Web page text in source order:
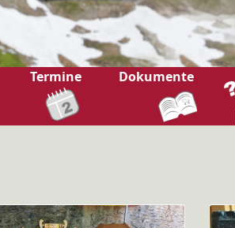
Termine Dokumente